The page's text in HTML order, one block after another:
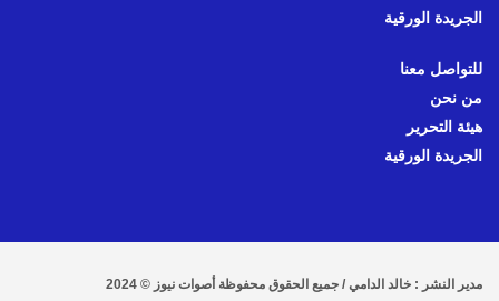
الجريدة الورقية
للتواصل معنا
من نحن
هيئة التحرير
الجريدة الورقية
مدير النشر : خالد الدامي / جميع الحقوق محفوظة أصوات نيوز © 2024